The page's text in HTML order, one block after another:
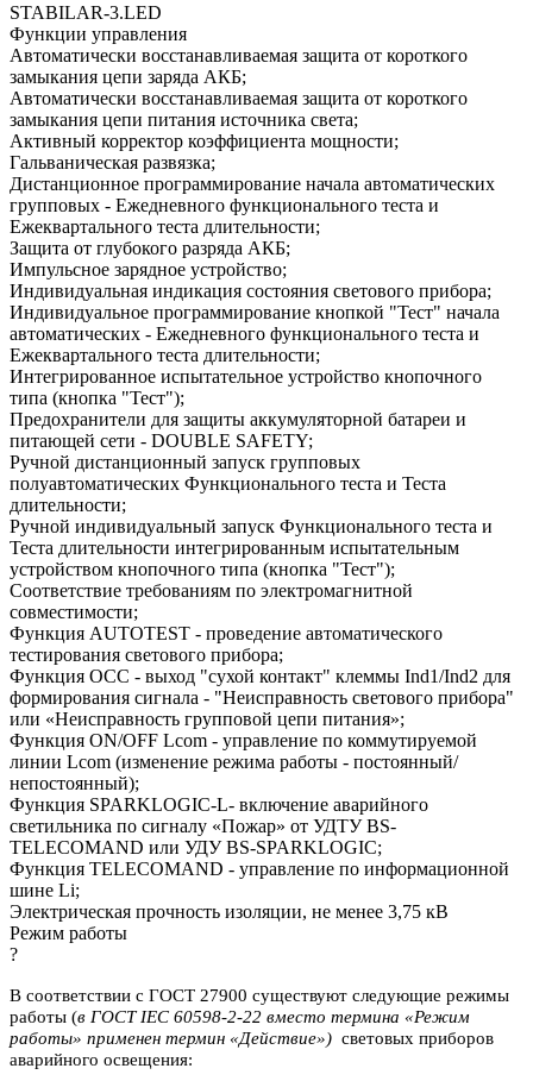
STABILAR-3.LED
Функции управления
Автоматически восстанавливаемая защита от короткого
замыкания цепи заряда АКБ;
Автоматически восстанавливаемая защита от короткого
замыкания цепи питания источника света;
Активный корректор коэффициента мощности;
Гальваническая развязка;
Дистанционное программирование начала автоматических
групповых - Ежедневного функционального теста и
Ежеквартального теста длительности;
Защита от глубокого разряда АКБ;
Импульсное зарядное устройство;
Индивидуальная индикация состояния светового прибора;
Индивидуальное программирование кнопкой "Тест" начала
автоматических - Ежедневного функционального теста и
Ежеквартального теста длительности;
Интегрированное испытательное устройство кнопочного
типа (кнопка "Тест");
Предохранители для защиты аккумуляторной батареи и
питающей сети - DOUBLE SAFETY;
Ручной дистанционный запуск групповых
полуавтоматических Функционального теста и Теста
длительности;
Ручной индивидуальный запуск Функционального теста и
Теста длительности интегрированным испытательным
устройством кнопочного типа (кнопка "Тест");
Соответствие требованиям по электромагнитной
совместимости;
Функция AUTOTEST - проведение автоматического
тестирования светового прибора;
Функция OCC - выход "сухой контакт" клеммы Ind1/Ind2 для
формирования сигнала - "Неисправность светового прибора"
или «Неисправность групповой цепи питания»;
Функция ON/OFF Lcom - управление по коммутируемой
линии Lcom (изменение режима работы - постоянный/
непостоянный);
Функция SPARKLOGIC-L- включение аварийного
светильника по сигналу «Пожар» от УДТУ BS-
TELECOMAND или УДУ BS-SPARKLOGIC;
Функция TELECOMAND - управление по информационной
шине Li;
Электрическая прочность изоляции, не менее 3,75 кВ
Режим работы
?
В соответствии с ГОСТ 27900 существуют следующие режимы
работы (в ГОСТ IEC 60598-2-22 вместо термина «Режим
работы» применен термин «Действие») световых приборов
аварийного освещения: